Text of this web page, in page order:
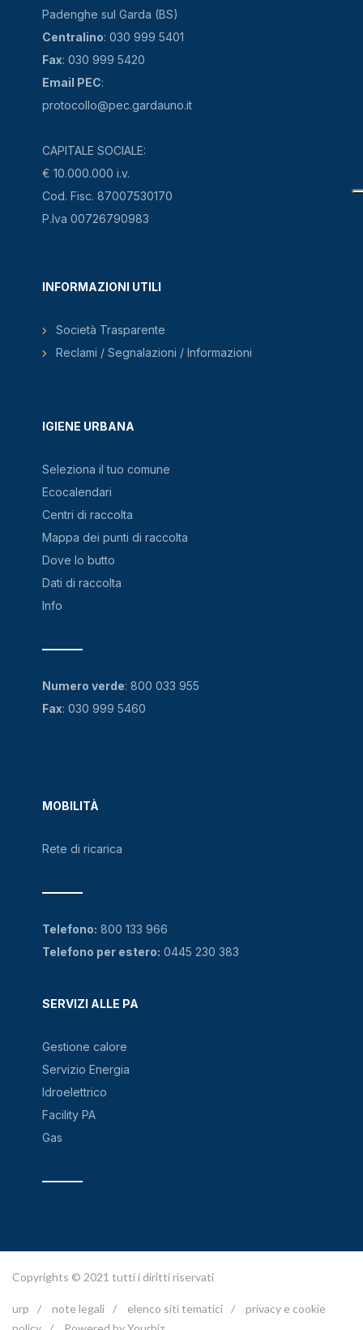
Padenghe sul Garda (BS)
Centralino: 030 999 5401
Fax: 030 999 5420
Email PEC:
protocollo@pec.gardauno.it
CAPITALE SOCIALE:
€ 10.000.000 i.v.
Cod. Fisc. 87007530170
P.Iva 00726790983
IGIENE URBANA
Seleziona il tuo comune
Ecocalendari
Centri di raccolta
Mappa dei punti di raccolta
Dove lo butto
Dati di raccolta
Info
MOBILITÀ
Rete di ricarica
SERVIZI ALLE PA
Gestione calore
Servizio Energia
Idroelettrico
Facility PA
Gas
INFORMAZIONI UTILI
Società Trasparente
Reclami / Segnalazioni / Informazioni
Numero verde: 800 033 955
Fax: 030 999 5460
Telefono: 800 133 966
Telefono per estero: 0445 230 383
Copyrights © 2021 tutti i diritti riservati
urp / note legali / elenco siti tematici /
privacy e cookie